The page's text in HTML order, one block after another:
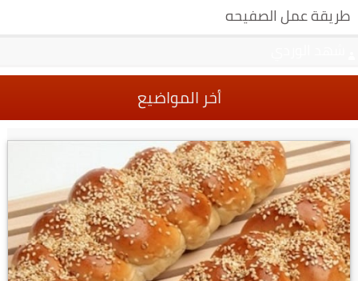
طريقة عمل الصفيحه
أخر المواضيع